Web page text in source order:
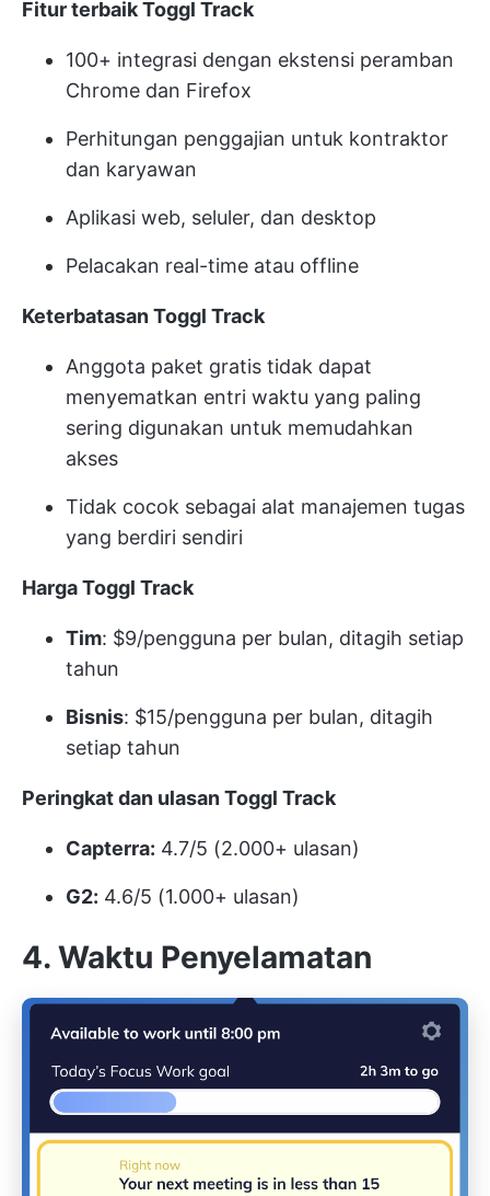
Fitur terbaik Toggl Track
100+ integrasi dengan ekstensi peramban
Chrome dan Firefox
Perhitungan penggajian untuk kontraktor
dan karyawan
Aplikasi web, seluler, dan desktop
Pelacakan real-time atau offline
Keterbatasan Toggl Track
Anggota paket gratis tidak dapat
menyematkan entri waktu yang paling
sering digunakan untuk memudahkan
akses
Tidak cocok sebagai alat manajemen tugas
yang berdiri sendiri
Harga Toggl Track
Tim: $9/pengguna per bulan, ditagih setiap
tahun
Bisnis: $15/pengguna per bulan, ditagih
setiap tahun
Peringkat dan ulasan Toggl Track
Capterra: 4.7/5 (2.000+ ulasan)
G2: 4.6/5 (1.000+ ulasan)
4. Waktu Penyelamatan